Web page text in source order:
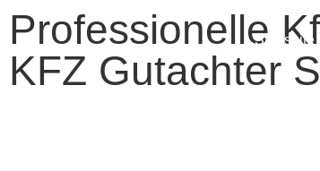
Startseite
Professionelle
KFZ Gutachter